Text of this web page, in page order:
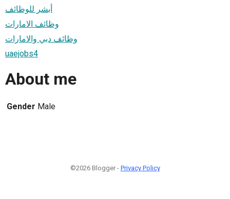
أبشر للوظائف
وظائف الامارات
وظائف دبي والامارات
uaejobs4
About me
Gender Male
©2026 Blogger - Privacy Policy